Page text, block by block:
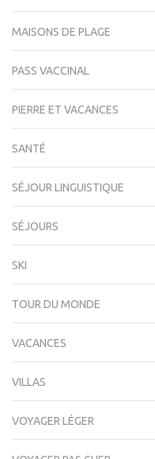
MAISONS DE PLAGE
PASS VACCINAL
PIERRE ET VACANCES
SANTÉ
SÉJOUR LINGUISTIQUE
SÉJOURS
SKI
TOUR DU MONDE
VACANCES
VILLAS
VOYAGER LÉGER